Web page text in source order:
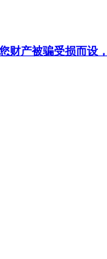
财产被骗受损而设